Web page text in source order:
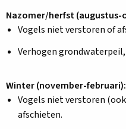
Nazomer/herfst (augustus-
Vogels niet verstoren of
Verhogen
Winter (november-februari):
Vogels niet verstoren
afschieten.